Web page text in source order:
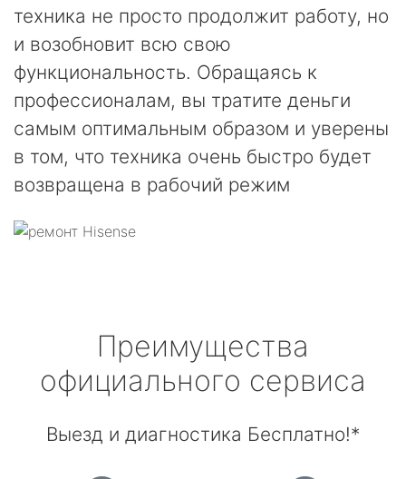
техника не просто продолжит работу, но
и возобновит всю свою
функциональность. Обращаясь к
профессионалам, вы тратите деньги
самым оптимальным образом и уверены
в том, что техника очень быстро будет
возвращена в рабочий режим
Преимущества
официального сервиса
Выезд и диагностика Бесплатно!*